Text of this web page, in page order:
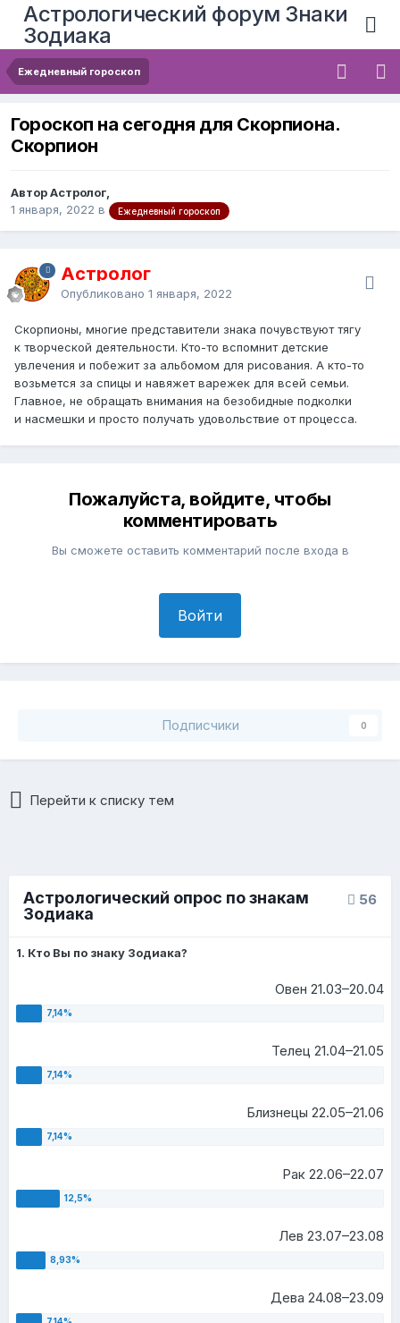
Астрологический форум Знаки
Зодиака
Ежедневный гороскоп
Гороскоп на сегодня для Скорпиона.
Скорпион
Автор Астролог,
1 января, 2022 в Ежедневный гороскоп
Астролог
Опубликовано 1 января, 2022
Скорпионы, многие представители знака почувствуют тягу
к творческой деятельности. Кто-то вспомнит детские
увлечения и побежит за альбомом для рисования. А кто-то
возьмется за спицы и навяжет варежек для всей семьи.
Главное, не обращать внимания на безобидные подколки
и насмешки и просто получать удовольствие от процесса.
Пожалуйста, войдите, чтобы
комментировать
Вы сможете оставить комментарий после входа в
Войти
Подписчики 0
Перейти к списку тем
56
Астрологический опрос по знакам
Зодиака
1. Кто Вы по знаку Зодиака?
Овен 21.03–20.04
Телец 21.04–21.05
Близнецы 22.05–21.06
Рак 22.06–22.07
Лев 23.07–23.08
Дева 24.08–23.09